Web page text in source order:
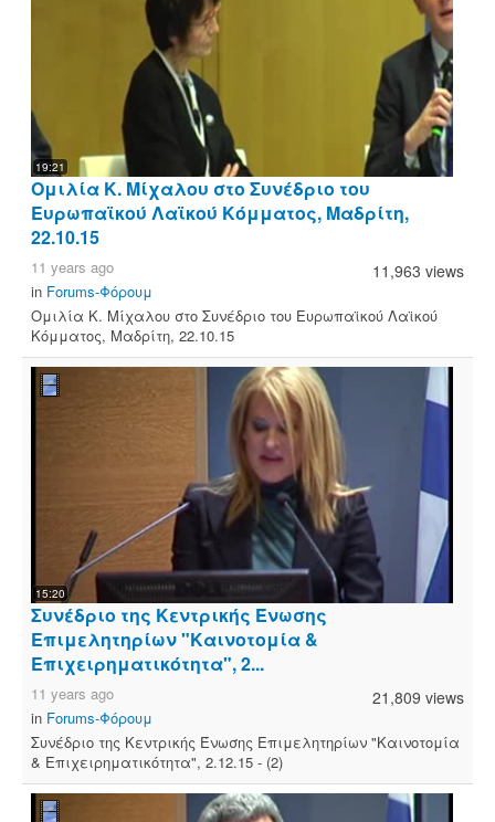
19:21
Ομιλία Κ. Μίχαλου στο Συνέδριο του
Ευρωπαϊκού Λαϊκού Κόμματος, Μαδρίτη,
22.10.15
11,963 views
11 years ago
in Forums-Φόρουμ
Ομιλία Κ. Μίχαλου στο Συνέδριο του Ευρωπαϊκού Λαϊκού
Κόμματος, Μαδρίτη, 22.10.15
15:20
Συνέδριο της Κεντρικής Ένωσης
Επιμελητηρίων "Καινοτομία &
Επιχειρηματικότητα", 2...
21,809 views
11 years ago
in Forums-Φόρουμ
Συνέδριο της Κεντρικής Ένωσης Επιμελητηρίων "Καινοτομία
& Επιχειρηματικότητα", 2.12.15 - (2)